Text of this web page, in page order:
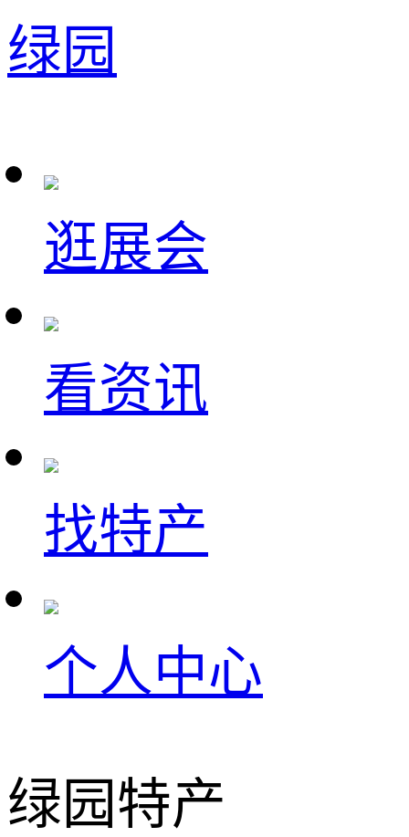
绿园
逛展会
看资讯
找特产
个人中心
绿园特产